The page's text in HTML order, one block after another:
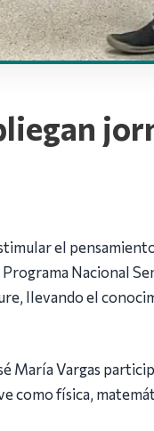
el
Nacional
llevando el
María Vargas
como física,